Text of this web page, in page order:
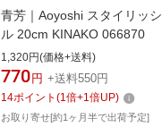
青芳｜Aoyoshi スタイリッ
ル 20cm KINAKO 066870
1,320円(価格+送料)
770 円 +送料550円
14ポイント (1倍+1倍UP)
お取り寄せ[約1ヶ月半で出荷予定]